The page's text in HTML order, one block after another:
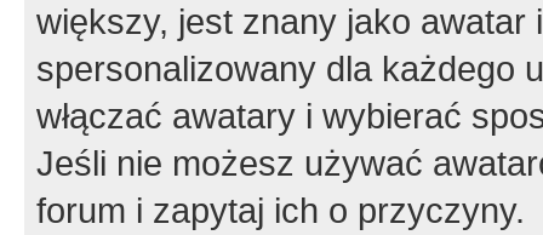
większy, jest znany jako
spersonalizowany dla każdego
włączać awatary i wybierać
Jeśli nie możesz używać
forum i zapytaj ich o przyczyny.